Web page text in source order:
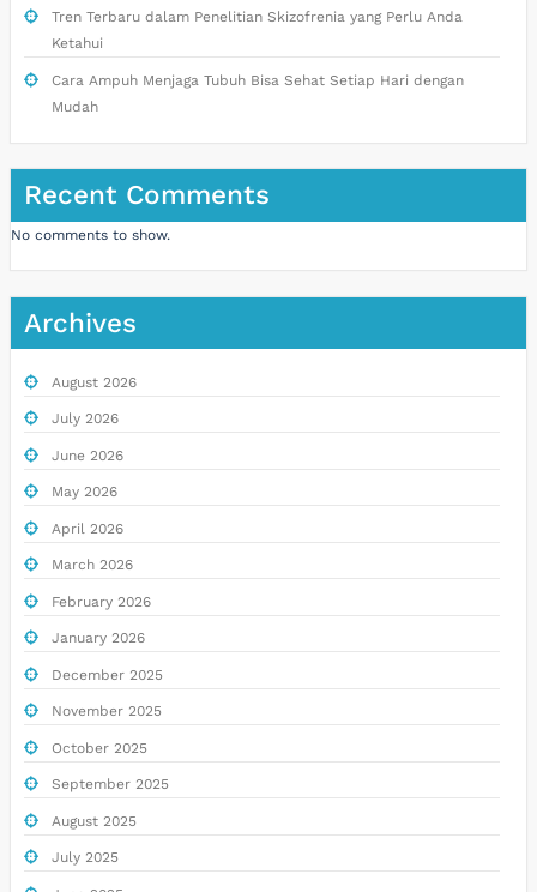
Tren Terbaru dalam Penelitian Skizofrenia yang Perlu Anda
Ketahui
Cara Ampuh Menjaga Tubuh Bisa Sehat Setiap Hari dengan
Mudah
Recent Comments
No comments to show.
Archives
August 2026
July 2026
June 2026
May 2026
April 2026
March 2026
February 2026
January 2026
December 2025
November 2025
October 2025
September 2025
August 2025
July 2025